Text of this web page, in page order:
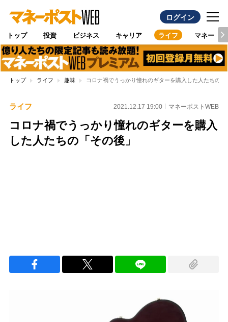
ログイン
トップ 投資 ビジネス キャリア ライフ マネー
トップ ライフ 趣味 コロナ禍でうっかり憧れのギターを購入した人たちの「
ライフ 2021.12.17 19:00 マネーポストWEB
コロナ禍でうっかり憧れのギターを購入
した人たちの「その後」